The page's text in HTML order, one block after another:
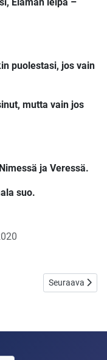
puolestasi, jos vain
mutta vain jos
ja Veressä.
suo.
Seuraava
Seuraava